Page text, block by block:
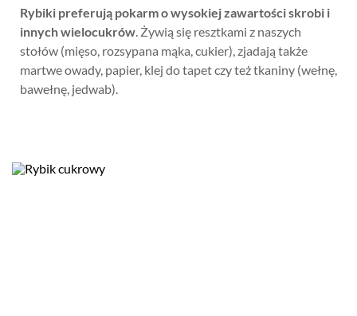
Rybiki preferują pokarm o wysokiej zawartości skrobi i
innych wielocukrów. Żywią się resztkami z naszych
stołów (mięso, rozsypana mąka, cukier), zjadają także
martwe owady, papier, klej do tapet czy też tkaniny (wełnę,
bawełnę, jedwab).